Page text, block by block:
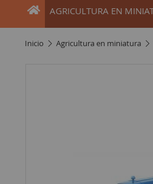
AGRICULTURA EN
inicio agricultura en miniatura